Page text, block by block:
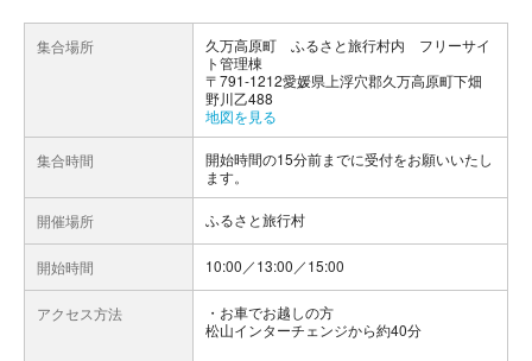
集合場所
久万高原町 ふるさと旅行村内 フリーサイ
ト管理棟
〒791-1212愛媛県上浮穴郡久万高原町下畑
野川乙488
地図を見る
集合時間
開始時間の15分前までに受付をお願いいたし
ます。
開催場所 ふるさと旅行村
開始時間 10:00／13:00／15:00
アクセス方法
お車でお越しの方
松山インターチェンジから約40分